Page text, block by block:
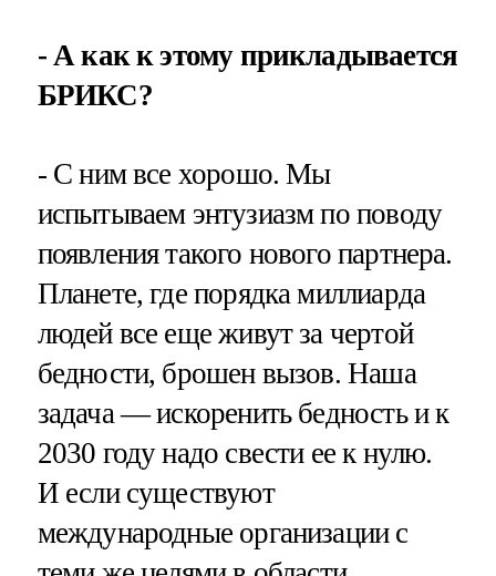
- А как к этому прикладывается
БРИКС?
- С ним все хорошо. Мы
испытываем энтузиазм по поводу
появления такого нового партнера.
Планете, где порядка миллиарда
людей все еще живут за чертой
бедности, брошен вызов. Наша
задача — искоренить бедность и к
2030 году надо свести ее к нулю.
И если существуют
международные организации с